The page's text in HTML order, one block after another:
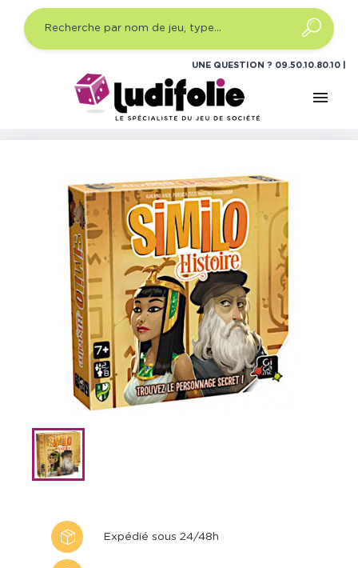
UNE QUESTION ? 09.50.10.80.10
menu
Jeux de société Jeux coopératifs
Similo
Expédié sous 24/48h